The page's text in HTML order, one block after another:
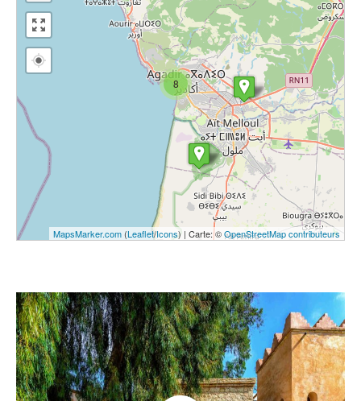
8
MapsMarker.com (Leaflet/Icons) | Carte: ©OpenStreetMap contributeurs